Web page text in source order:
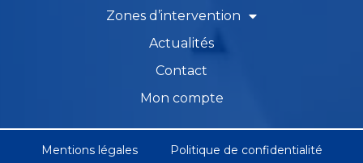
Zones d’intervention
Actualités
Contact
Mon compte
Mentions légales Politique de confidentialité